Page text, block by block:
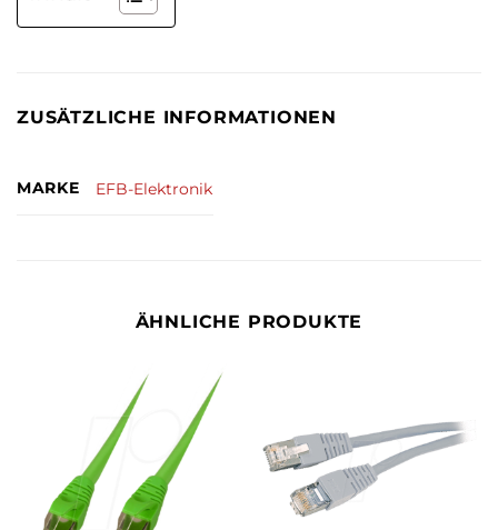
ZUSÄTZLICHE INFORMATIONEN
MARKE EFB-Elektronik
ÄHNLICHE PRODUKTE